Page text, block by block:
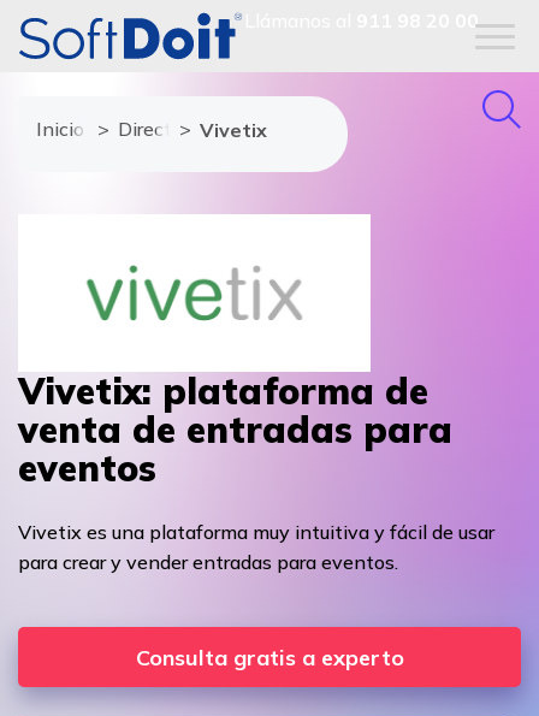
911 98 20 00
Inicio Directorio de proveedores
Vivetix
Vivetix: plataforma de
venta de entradas para
eventos
Vivetix es una plataforma muy intuitiva y fácil de usar
para crear y vender entradas para eventos.
Consulta gratis a experto